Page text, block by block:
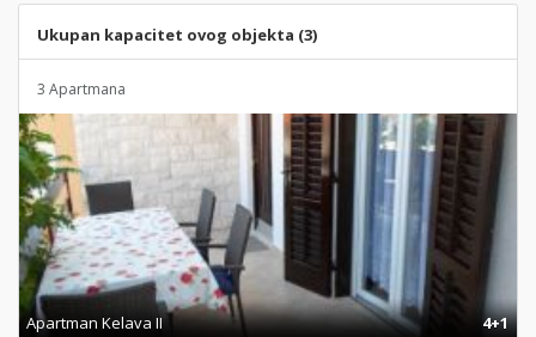
Ukupan kapacitet ovog objekta (3)
3 Apartmana
Apartman Kelava II 4+1